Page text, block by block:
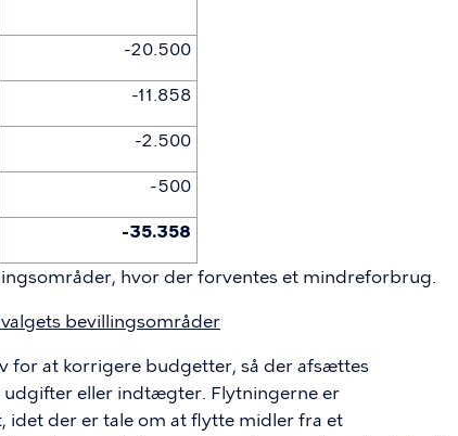
-20.500
-11.858
-2.500
-500
-35.358
hvor der forventes et mindreforbrug.
bevillingsområder
for at korrigere budgetter, så der afsættes
eller indtægter. Flytningerne er
idet der er tale om at flytte midler fra et